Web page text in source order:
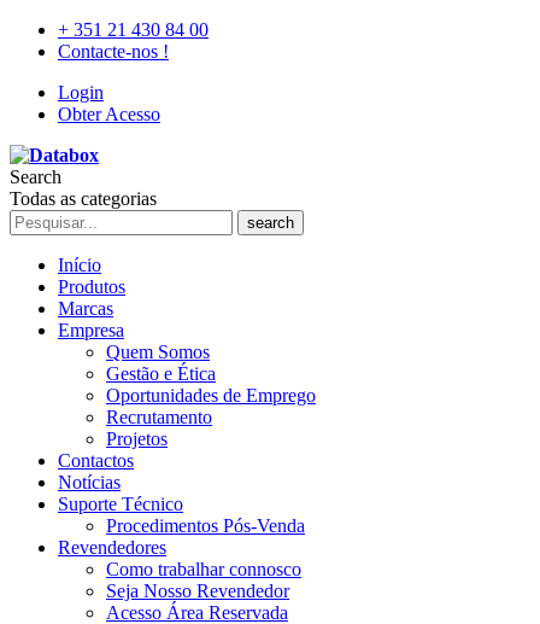
+ 351 21 430 84 00
Contacte-nos !
Login
Obter Acesso
Search
Todas as categorias
search
Início
Produtos
Marcas
Empresa
Quem Somos
Gestão e Ética
Oportunidades de Emprego
Recrutamento
Projetos
Contactos
Notícias
Suporte Técnico
Procedimentos Pós-Venda
Revendedores
Como trabalhar connosco
Seja Nosso Revendedor
Acesso Área Reservada